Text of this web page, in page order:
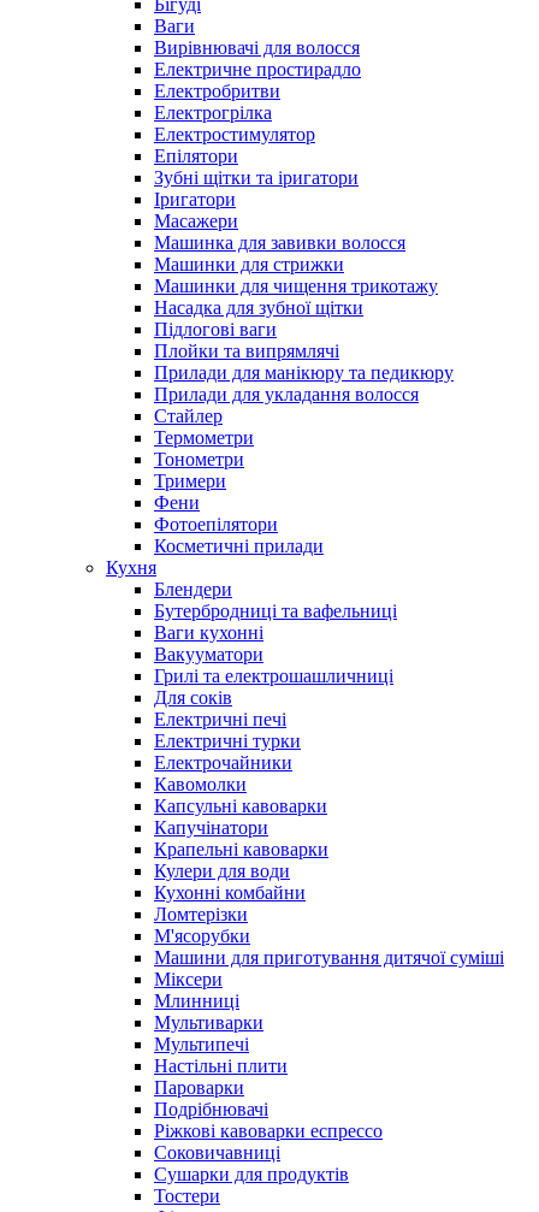
Бігуді
Ваги
Вирівнювачі для волосся
Електричне простирадло
Електробритви
Електрогрілка
Електростимулятор
Епілятори
Зубні щітки та іригатори
Іригатори
Масажери
Машинка для завивки волосся
Машинки для стрижки
Машинки для чищення трикотажу
Насадка для зубної щітки
Підлогові ваги
Плойки та випрямлячі
Прилади для манікюру та педикюру
Прилади для укладання волосся
Стайлер
Термометри
Тонометри
Тримери
Фени
Фотоепілятори
Косметичні прилади
Кухня
Блендери
Бутербродниці та вафельниці
Ваги кухонні
Вакууматори
Грилі та електрошашличниці
Для соків
Електричні печі
Електричні турки
Електрочайники
Кавомолки
Капсульні кавоварки
Капучінатори
Крапельні кавоварки
Кулери для води
Кухонні комбайни
Ломтерізки
М'ясорубки
Машини для приготування дитячої суміші
Міксери
Млинниці
Мультиварки
Мультипечі
Настільні плити
Пароварки
Подрібнювачі
Ріжкові кавоварки еспрессо
Соковичавниці
Сушарки для продуктів
Тостери